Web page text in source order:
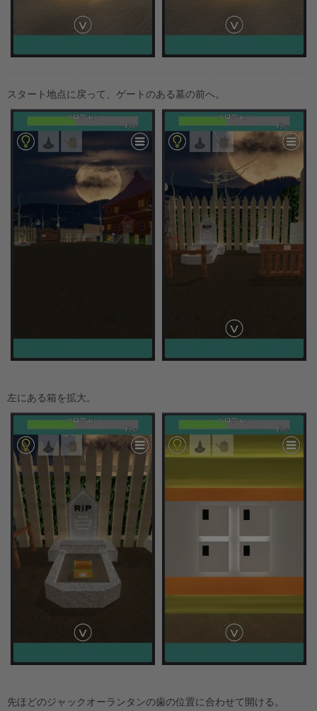
スタート地点に戻って、ゲートのある墓の前へ。
左にある箱を拡大。
先ほどのジャックオーランタンの歯の位置に合わせて開ける。